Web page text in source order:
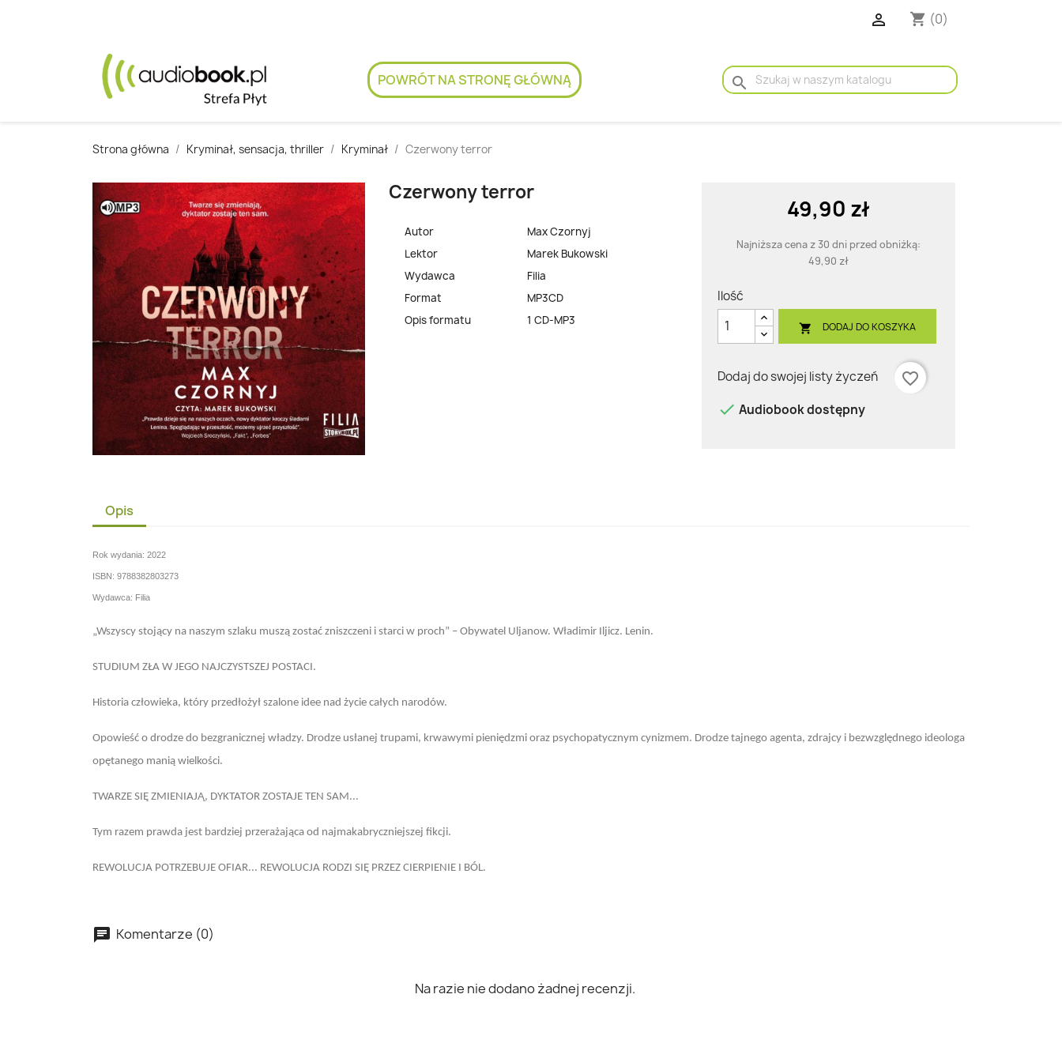
 shopping_cart (0)
POWRÓT NA STRONĘ GŁÓWNĄ search
Strona główna Kryminał, sensacja, thriller Kryminał Czerwony terror
Czerwony terror
Autor
Max Czornyj
Lektor
Marek Bukowski
Wydawca
Filia
Format
MP3CD
Opis formatu
1 CD-MP3
49,90 zł
Najniższa cena z 30 dni przed obniżką:
49,90 zł
Ilość
 DODAJ DO KOSZYKA
Dodaj do swojej listy życzeń
favorite_border
 Audiobook dostępny
Opis
Rok wydania: 2022
ISBN: 9788382803273
Wydawca: Filia
„Wszyscy stojący na naszym szlaku muszą zostać zniszczeni i starci w proch” – Obywatel Uljanow. Władimir Iljicz. Lenin.
STUDIUM ZŁA W JEGO NAJCZYSTSZEJ POSTACI.
Historia człowieka, który przedłożył szalone idee nad życie całych narodów.
Opowieść o drodze do bezgranicznej władzy. Drodze usłanej trupami, krwawymi pieniędzmi oraz psychopatycznym cynizmem. Drodze tajnego agenta, zdrajcy i bezwzględnego ideologa
opętanego manią wielkości.
TWARZE SIĘ ZMIENIAJĄ, DYKTATOR ZOSTAJE TEN SAM...
Tym razem prawda jest bardziej przerażająca od najmakabryczniejszej fikcji.
REWOLUCJA POTRZEBUJE OFIAR... REWOLUCJA RODZI SIĘ PRZEZ CIERPIENIE I BÓL.
Komentarze (0)
Na razie nie dodano żadnej recenzji.